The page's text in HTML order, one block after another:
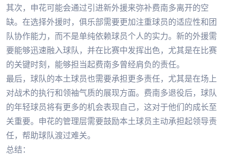
其次，申花可能会通过引进新外援来弥补费南多离开的空
缺。在选择外援时，俱乐部需要更加注重球员的适应性和团
队协作能力，而不是单纯依赖球员个人的实力。新的外援需
要能够迅速融入球队，并在比赛中发挥出色，尤其是在比赛
的关键时刻，能够担当起费南多曾经肩负的责任。
最后，球队的本土球员也需要承担更多责任，尤其是在场上
对战术的执行和领袖气质的展现方面。费南多退役后，球队
的年轻球员将有更多的机会表现自己，这对于他们的成长至
关重要。申花的管理层需要鼓励本土球员主动承担起领导责
任，帮助球队渡过难关。
总结：